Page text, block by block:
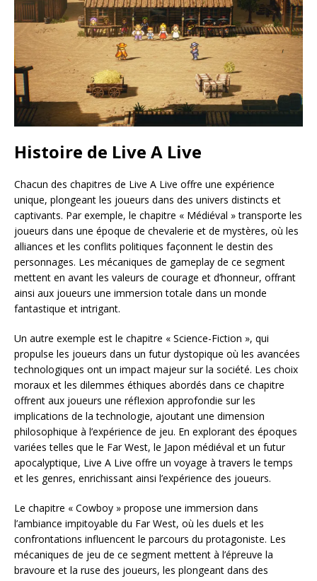
Histoire de Live A Live
Chacun des chapitres de Live A Live offre une expérience
unique, plongeant les joueurs dans des univers distincts et
captivants. Par exemple, le chapitre « Médiéval » transporte les
joueurs dans une époque de chevalerie et de mystères, où les
alliances et les conflits politiques façonnent le destin des
personnages. Les mécaniques de gameplay de ce segment
mettent en avant les valeurs de courage et d’honneur, offrant
ainsi aux joueurs une immersion totale dans un monde
fantastique et intrigant.
Un autre exemple est le chapitre « Science-Fiction », qui
propulse les joueurs dans un futur dystopique où les avancées
technologiques ont un impact majeur sur la société. Les choix
moraux et les dilemmes éthiques abordés dans ce chapitre
offrent aux joueurs une réflexion approfondie sur les
implications de la technologie, ajoutant une dimension
philosophique à l’expérience de jeu. En explorant des époques
variées telles que le Far West, le Japon médiéval et un futur
apocalyptique, Live A Live offre un voyage à travers le temps
et les genres, enrichissant ainsi l’expérience des joueurs.
Le chapitre « Cowboy » propose une immersion dans
l’ambiance impitoyable du Far West, où les duels et les
confrontations influencent le parcours du protagoniste. Les
mécaniques de jeu de ce segment mettent à l’épreuve la
bravoure et la ruse des joueurs, les plongeant dans des